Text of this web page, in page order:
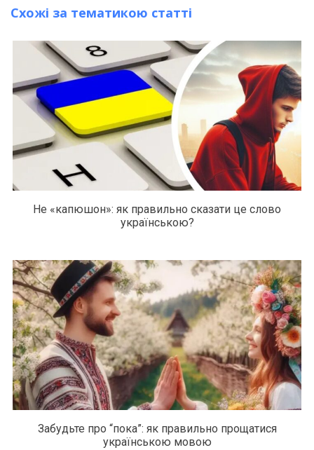
Схожі за тематикою статті
Не «капюшон»: як правильно сказати це слово
українською?
Забудьте про “пока”: як правильно прощатися
українською мовою